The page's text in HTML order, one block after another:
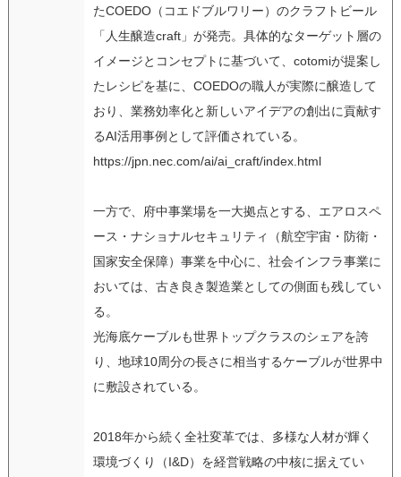
たCOEDO（コエドブルワリー）のクラフトビール
「人生醸造craft」が発売。具体的なターゲット層の
イメージとコンセプトに基づいて、cotomiが提案し
たレシピを基に、COEDOの職人が実際に醸造して
おり、業務効率化と新しいアイデアの創出に貢献す
るAI活用事例として評価されている。
https://jpn.nec.com/ai/ai_craft/index.html
一方で、府中事業場を一大拠点とする、エアロスペ
ース・ナショナルセキュリティ（航空宇宙・防衛・
国家安全保障）事業を中心に、社会インフラ事業に
おいては、古き良き製造業としての側面も残してい
る。
光海底ケーブルも世界トップクラスのシェアを誇
り、地球10周分の長さに相当するケーブルが世界中
に敷設されている。
2018年から続く全社変革では、多様な人材が輝く
環境づくり（I&D）を経営戦略の中核に据えてい